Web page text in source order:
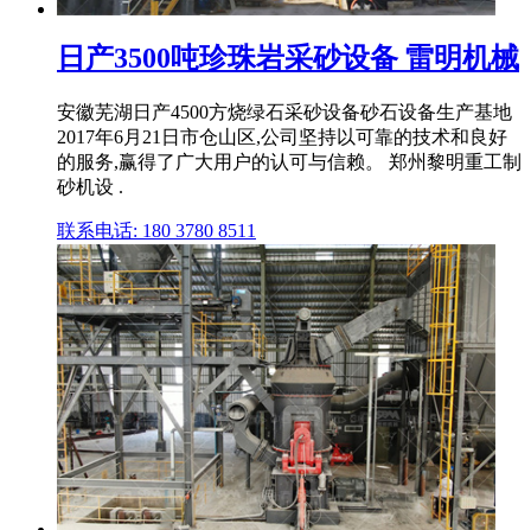
日产3500吨珍珠岩采砂设备 雷明机械
安徽芜湖日产4500方烧绿石采砂设备砂石设备生产基地
2017年6月21日市仓山区,公司坚持以可靠的技术和良好
的服务,赢得了广大用户的认可与信赖。 郑州黎明重工制
砂机设 .
联系电话: 180 3780 8511